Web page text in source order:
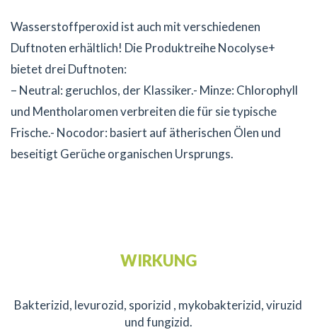
Wasserstoffperoxid ist auch mit verschiedenen
Duftnoten erhältlich! Die Produktreihe Nocolyse+
bietet drei Duftnoten:
– Neutral: geruchlos, der Klassiker.- Minze: Chlorophyll
und Mentholaromen verbreiten die für sie typische
Frische.- Nocodor: basiert auf ätherischen Ölen und
beseitigt Gerüche organischen Ursprungs.
WIRKUNG
Bakterizid, levurozid, sporizid , mykobakterizid, viruzid
und fungizid.